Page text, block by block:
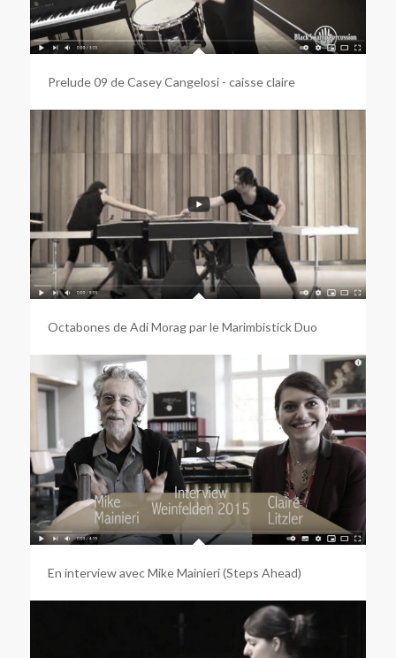
Prelude 09 de Casey Cangelosi - caisse claire
Octabones de Adi Morag par le Marimbistick Duo
En interview avec Mike Mainieri (Steps Ahead)